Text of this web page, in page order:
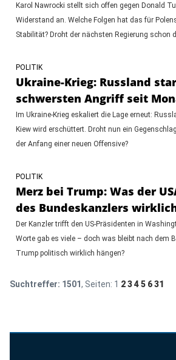
Karol Nawrocki stellt sich offen gegen Donald
Widerstand an. Welche Folgen hat das für
Stabilität? Droht der nächsten Regierung schon
POLITIK
Ukraine-Krieg: Russland
schwersten Angriff seit
Im Ukraine-Krieg eskaliert die Lage erneut:
Kiew wird erschüttert. Droht nun ein
der Anfang einer neuen Offensive?
POLITIK
Merz bei Trump: Was der
des Bundeskanzlers
Der Kanzler trifft den US-Präsidenten in
Worte gab es viele – doch was bleibt nach dem
Trump politisch wirklich hängen?
Suchtreffer: 1501, Seiten: 1 2 3 4 5 6 31